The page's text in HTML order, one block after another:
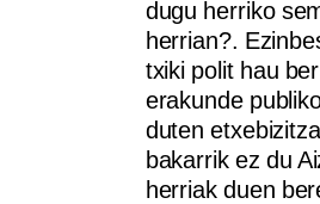
dugu herriko
herrian?.
txiki polit hau
erakunde
duten
bakarrik ez du
herriak duen